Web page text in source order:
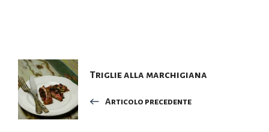
Navigazione
articoli
Triglie alla marchigiana
Articolo precedente